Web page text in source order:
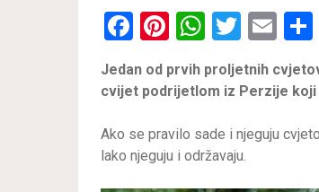
Facebook
Pinterest
WhatsApp
Twitter
Jedan od prvih proljetnih
cvijet podrijetlom iz Perzije
Ako se pravilo sade i njeguju
lako njeguju i održavaju.